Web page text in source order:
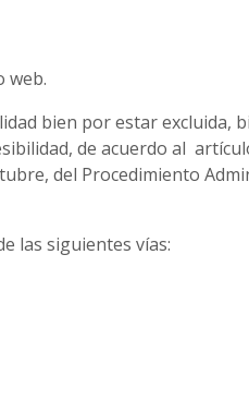
web.
bien por estar excluida,
de acuerdo al
del Procedimiento
las siguientes vías: